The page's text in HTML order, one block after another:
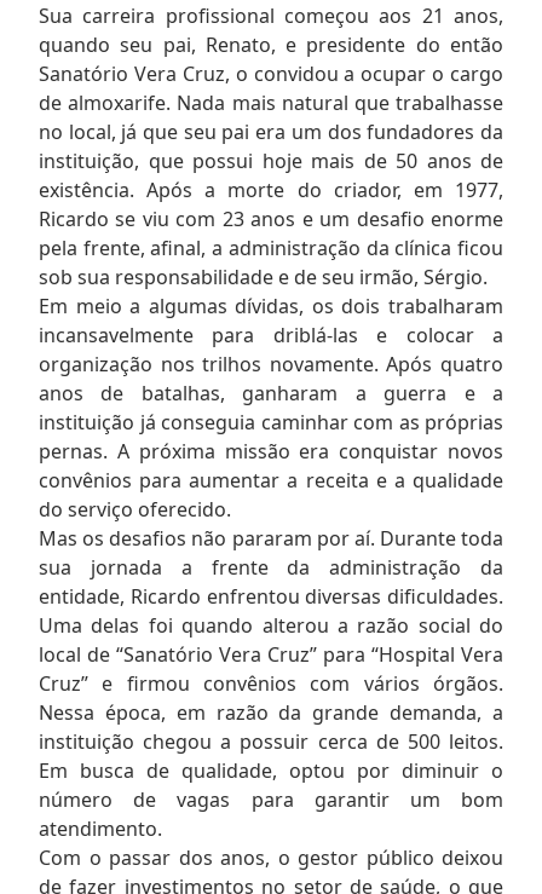
Sua carreira profissional começou aos 21 anos,
quando seu pai, Renato, e presidente do então
Sanatório Vera Cruz, o convidou a ocupar o cargo
de almoxarife. Nada mais natural que trabalhasse
no local, já que seu pai era um dos fundadores da
instituição, que possui hoje mais de 50 anos de
existência. Após a morte do criador, em 1977,
Ricardo se viu com 23 anos e um desafio enorme
pela frente, afinal, a administração da clínica ficou
sob sua responsabilidade e de seu irmão, Sérgio.
Em meio a algumas dívidas, os dois trabalharam
incansavelmente para driblá-las e colocar a
organização nos trilhos novamente. Após quatro
anos de batalhas, ganharam a guerra e a
instituição já conseguia caminhar com as próprias
pernas. A próxima missão era conquistar novos
convênios para aumentar a receita e a qualidade
do serviço oferecido.
Mas os desafios não pararam por aí. Durante toda
sua jornada a frente da administração da
entidade, Ricardo enfrentou diversas dificuldades.
Uma delas foi quando alterou a razão social do
local de “Sanatório Vera Cruz” para “Hospital Vera
Cruz” e firmou convênios com vários órgãos.
Nessa época, em razão da grande demanda, a
instituição chegou a possuir cerca de 500 leitos.
Em busca de qualidade, optou por diminuir o
número de vagas para garantir um bom
atendimento.
Com o passar dos anos, o gestor público deixou
de fazer investimentos no setor de saúde, o que